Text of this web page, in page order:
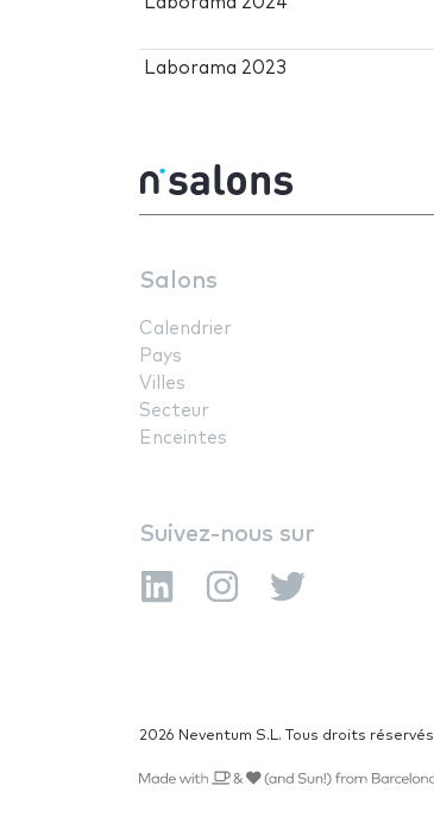
Laborama 2023
Salons
Calendrier
Pays
Villes
Secteur
Enceintes
Suivez-nous sur
2026 Neventum S.L. Tous droits réservés